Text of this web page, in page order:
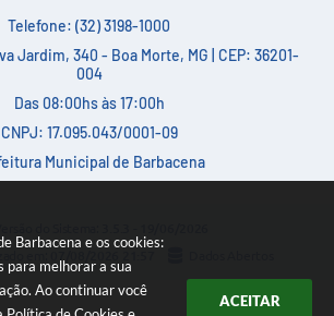
Barbacena e os cookies:
para melhorar a sua
Ao continuar você
ACEITAR
Telefone: (32) 3198-1000
Jardim, 340 - Boa Morte, MG | CEP: 36201-
004
Das 08:00hs às 17:00h
CNPJ: 17.095.043/0001-09
Municipal de Barbacena